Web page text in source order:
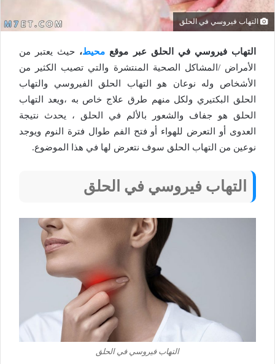
التهاب فيروسي في الحلق
التهاب فيروسي في الحلق عبر موقع محيط، حيث يعتبر من
الأمراض /المشاكل الصحية المنتشرة والتي تصيب الكثير من
الأشخاص وله نوعان هو التهاب الحلق الفيروسي والتهاب
الحلق البكتيري ولكل منهم طرق علاج خاص به ،ويعد التهاب
الحلق هو جفاف والشعور بالألم في الحلق ، يحدث نتيجة
العدوى أو التعرض للهواء أو فتح الفم طوال فترة النوم ويوجد
نوعين من التهاب الحلق سوف نتعرض لها في هذا الموضوع.
التهاب فيروسي في الحلق
التهاب فيروسي في الحلق